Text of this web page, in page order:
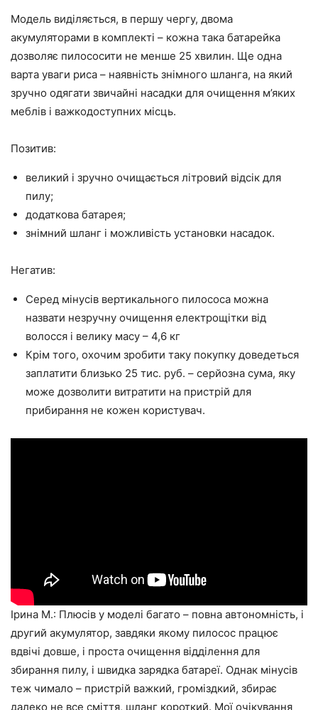
Модель виділяється, в першу чергу, двома
акумуляторами в комплекті – кожна така батарейка
дозволяє пилососити не менше 25 хвилин. Ще одна
варта уваги риса – наявність знімного шланга, на який
зручно одягати звичайні насадки для очищення м’яких
меблів і важкодоступних місць.
Позитив:
великий і зручно очищається літровий відсік для
пилу;
додаткова батарея;
знімний шланг і можливість установки насадок.
Негатив:
Серед мінусів вертикального пилососа можна
назвати незручну очищення електрощітки від
волосся і велику масу – 4,6 кг
Крім того, охочим зробити таку покупку доведеться
заплатити близько 25 тис. руб. – серйозна сума, яку
може дозволити витратити на пристрій для
прибирання не кожен користувач.
Ірина М.: Плюсів у моделі багато – повна автономність, і
другий акумулятор, завдяки якому пилосос працює
вдвічі довше, і проста очищення відділення для
збирання пилу, і швидка зарядка батареї. Однак мінусів
теж чимало – пристрій важкий, громіздкий, збирає
далеко не все сміття, шланг короткий. Мої очікування